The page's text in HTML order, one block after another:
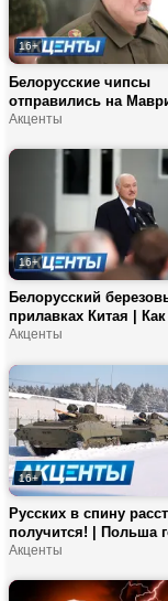
16+
Белорусские чипсы
отправились на
Почему Президент
солдат? | За что
воины-
Акценты
16+
Белорусский
прилавках Китая |
готовится к войне с
ЕС
Акценты
16+
Русских в спину
получится! | Польша
население к войне? |
рынок | Чем
Акценты